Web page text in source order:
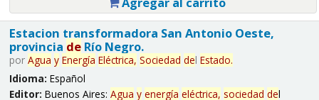
Estacion transformadora San Antonio Oeste,
provincia deRío Negro.
por Agua y Energía Eléctrica, Sociedad del Estado.
Idioma: Español
Editor: Buenos Aires: Agua y energía eléctrica, sociedad del